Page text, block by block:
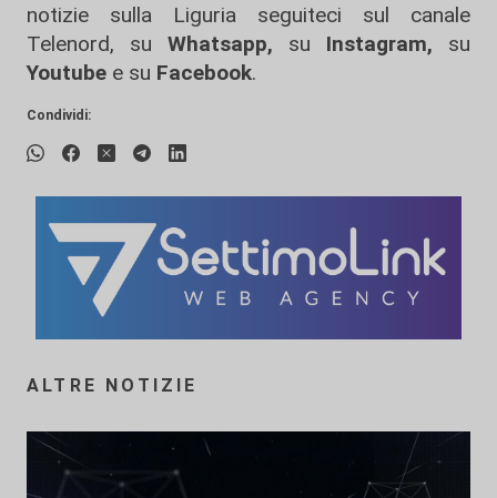
notizie sulla Liguria seguiteci sul canale
Telenord, su
Whatsapp, su Instagram, su
Youtube e su Facebook.
Condividi:
ALTRE NOTIZIE